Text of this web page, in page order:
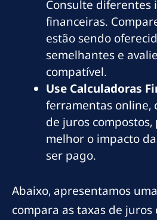
Consulte diferentes
financeiras.
estão sendo
semelhantes e
compatível.
Use Calculadoras
ferramentas online,
de juros
melhor o impacto
ser pago.
Abaixo, apresentamos
compara as taxas de